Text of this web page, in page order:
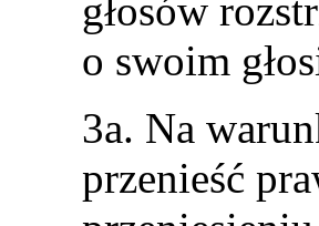
głosów
o swoim
3a. Na
przenieść